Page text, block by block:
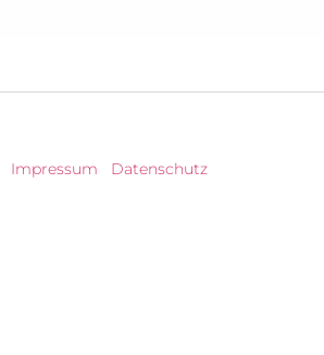
Impressum Datenschutz